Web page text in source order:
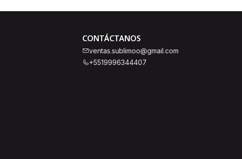
CONTÁCTANOS
ventas.sublimoo@gmail.com
+5519996344407